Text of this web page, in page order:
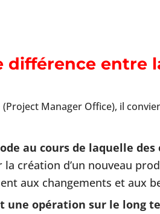
différence entre
Manager Office), il
au cours de laquelle
la création d’un nouveau
aux changements et aux
une opération sur le long